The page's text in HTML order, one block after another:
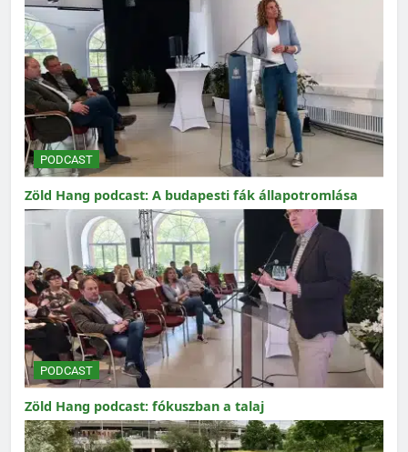
PODCAST
Zöld Hang podcast: A budapesti fák állapotromlása
PODCAST
Zöld Hang podcast: fókuszban a talaj